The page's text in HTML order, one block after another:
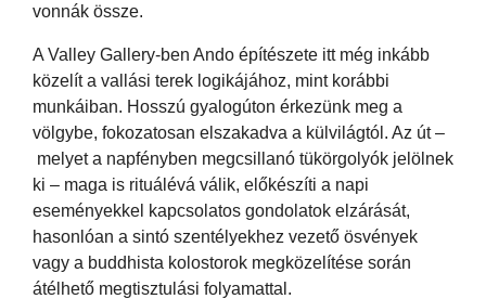
vonnák össze.
A Valley Gallery-ben Ando építészete itt még inkább
közelít a vallási terek logikájához, mint korábbi
munkáiban. Hosszú gyalogúton érkezünk meg a
völgybe, fokozatosan elszakadva a külvilágtól. Az út –
melyet a napfényben megcsillanó tükörgolyók jelölnek
ki – maga is rituálévá válik, előkészíti a napi
eseményekkel kapcsolatos gondolatok elzárását,
hasonlóan a sintó szentélyekhez vezető ösvények
vagy a buddhista kolostorok megközelítése során
átélhető megtisztulási folyamattal.